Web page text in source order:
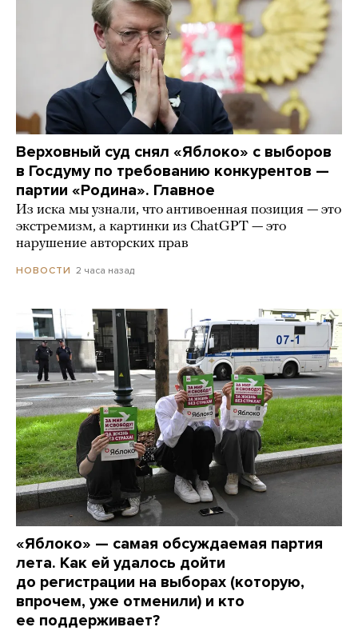
Верховный суд снял «Яблоко» с выборов
в Госдуму по требованию конкурентов —
партии «Родина». Главное
Из иска мы узнали, что антивоенная позиция — это
экстремизм, а картинки из СhatGPT — это
нарушение авторских прав
НОВОСТИ 2 часа назад
«Яблоко» — самая обсуждаемая партия
лета. Как ей удалось дойти
до регистрации на выборах (которую,
впрочем, уже отменили) и кто
ее поддерживает?